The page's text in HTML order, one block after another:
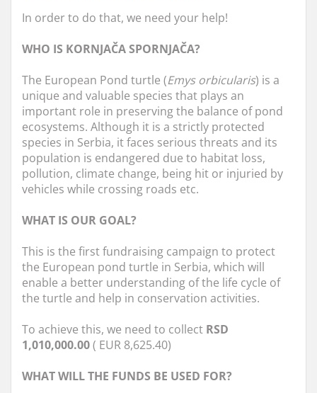
In order to do that, we need your help!
WHO IS KORNJAČA SPORNJAČA?
The European Pond turtle (Emys orbicularis) is a
unique and valuable species that plays an
important role in preserving the balance of pond
ecosystems. Although it is a strictly protected
species in Serbia, it faces serious threats and its
population is endangered due to habitat loss,
pollution, climate change, being hit or injuried by
vehicles while crossing roads etc.
WHAT IS OUR GOAL?
This is the first fundraising campaign to protect
the European pond turtle in Serbia, which will
enable a better understanding of the life cycle of
the turtle and help in conservation activities.
To achieve this, we need to collect RSD
1,010,000.00( EUR 8,625.40)
WHAT WILL THE FUNDS BE USED FOR?